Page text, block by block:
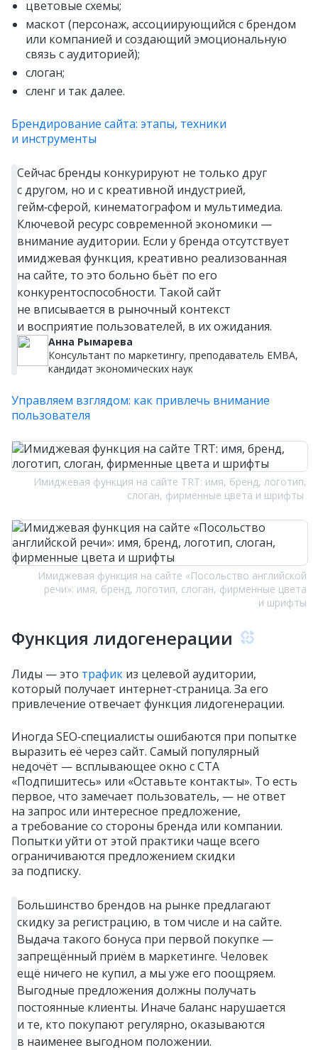
цветовые схемы;
маскот (персонаж, ассоциирующийся с брендом
или компанией и создающий эмоциональную
связь с аудиторией);
слоган;
сленг и так далее.
Брендирование сайта: этапы, техники
и инструменты
Сейчас бренды конкурируют не только друг
с другом, но и с креативной индустрией,
гейм‑сферой, кинематографом и мультимедиа.
Ключевой ресурс современной экономики —
внимание аудитории. Если у бренда отсутствует
имиджевая функция, креативно реализованная
на сайте, то это больно бьёт по его
конкурентоспособности. Такой сайт
не вписывается в рыночный контекст
и восприятие пользователей, в их ожидания.
Анна Рымарева
Консультант по маркетингу, преподаватель EMBA,
кандидат экономических наук
Управляем взглядом: как привлечь внимание
пользователя
Имиджевая функция на сайте TRT: имя, бренд, логотип,
слоган, фирменные цвета и шрифты
Имиджевая функция на сайте «Посольство английской
речи»: имя, бренд, логотип, слоган, фирменные цвета
и шрифты
Функция лидогенерации
Лиды — это трафик из целевой аудитории,
который получает интернет‑страница. За его
привлечение отвечает функция лидогенерации.
Иногда SEO‑специалисты ошибаются при попытке
выразить её через сайт. Самый популярный
недочёт — всплывающее окно с CTA
«Подпишитесь» или «Оставьте контакты». То есть
первое, что замечает пользователь, — не ответ
на запрос или интересное предложение,
а требование со стороны бренда или компании.
Попытки уйти от этой практики чаще всего
ограничиваются предложением скидки
за подписку.
Большинство брендов на рынке предлагают
скидку за регистрацию, в том числе и на сайте.
Выдача такого бонуса при первой покупке —
запрещённый приём в маркетинге. Человек
ещё ничего не купил, а мы уже его поощряем.
Выгодные предложения должны получать
постоянные клиенты. Иначе баланс нарушается
и те, кто покупают регулярно, оказываются
в наименее выгодном положении.